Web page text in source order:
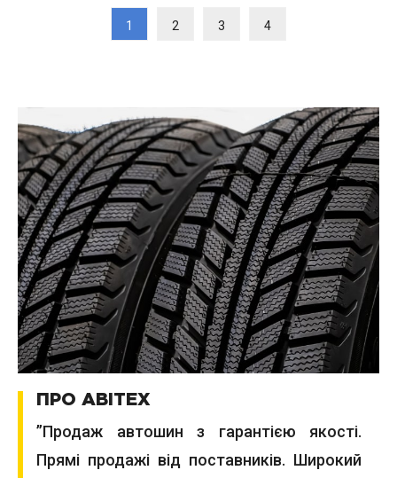
1 2 3 4
ПРО АВІТЕХ
”Продаж автошин з гарантією якості.
Прямі продажі від поставників. Широкий